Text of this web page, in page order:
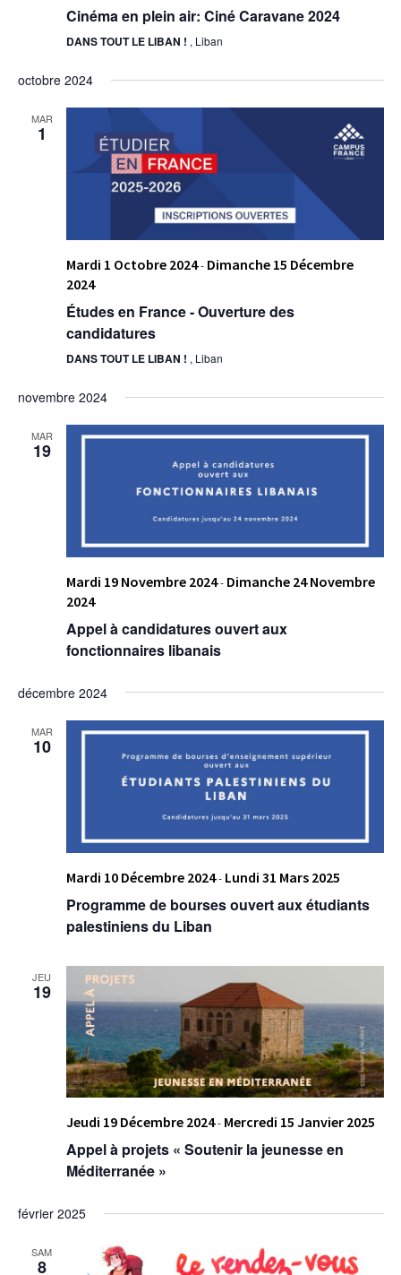
Cinéma en plein air: Ciné Caravane 2024
DANS TOUT LE LIBAN ! , Liban
octobre 2024
MAR
1
Mardi 1 Octobre 2024- Dimanche 15 Décembre
2024
Études en France - Ouverture des
candidatures
DANS TOUT LE LIBAN ! , Liban
novembre 2024
MAR
19
Mardi 19 Novembre 2024- Dimanche 24 Novembre
2024
Appel à candidatures ouvert aux
fonctionnaires libanais
décembre 2024
MAR
10
Mardi 10 Décembre 2024- Lundi 31 Mars 2025
Programme de bourses ouvert aux étudiants
palestiniens du Liban
JEU
19
Jeudi 19 Décembre 2024- Mercredi 15 Janvier 2025
Appel à projets « Soutenir la jeunesse en
Méditerranée »
février 2025
SAM
8